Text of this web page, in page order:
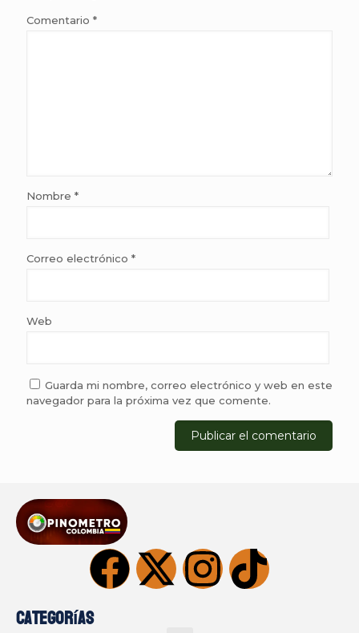
Comentario *
Nombre *
Correo electrónico *
Web
Guarda mi nombre, correo electrónico y web en este
navegador para la próxima vez que comente.
Categorías